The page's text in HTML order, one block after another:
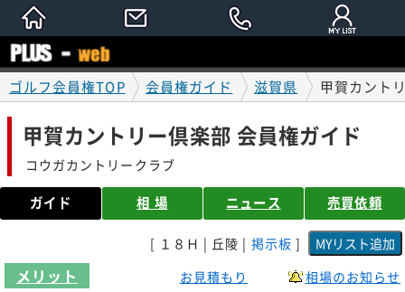
ゴルフ会員権TOP 会員権ガイド 滋賀県 甲賀カント
甲賀カントリー倶楽部 会員権ガイド
コウガカントリークラブ
ガイド 相 場 ニュース 売買依頼
[ １８Ｈ | 丘陵 | 掲示板 ]
メリット お見積もり 相場のお知らせ